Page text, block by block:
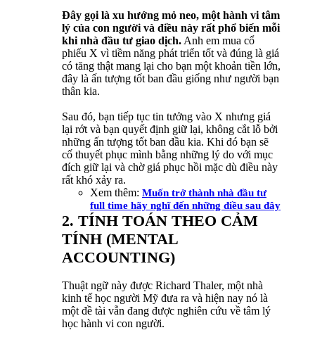
Đây gọi là xu hướng mỏ neo, một hành vi tâm
lý của con người và điều này rất phổ biến mỗi
khi nhà đầu tư giao dịch. Anh em mua cổ
phiếu X vì tiềm năng phát triển tốt và đúng là giá
có tăng thật mang lại cho bạn một khoản tiền lớn,
đây là ấn tượng tốt ban đầu giống như người bạn
thân kia.
Sau đó, bạn tiếp tục tin tưởng vào X nhưng giá
lại rớt và bạn quyết định giữ lại, không cắt lỗ bởi
những ấn tượng tốt ban đầu kia. Khi đó bạn sẽ
cố thuyết phục mình bằng những lý do với mục
đích giữ lại và chờ giá phục hồi mặc dù điều này
rất khó xảy ra.
Xem thêm: Muốn trở thành nhà đầu tư
full time hãy nghĩ đến những điều sau đây
2. TÍNH TOÁN THEO CẢM
TÍNH (MENTAL
ACCOUNTING)
Thuật ngữ này được Richard Thaler, một nhà
kinh tế học người Mỹ đưa ra và hiện nay nó là
một đề tài vẫn đang được nghiên cứu về tâm lý
học hành vi con người.